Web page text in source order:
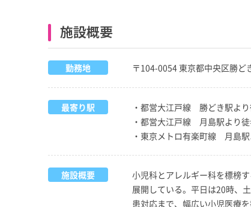
施設概要
勤務地 〒104-0054 東京都中央区勝ど
最寄り駅
・都営大江戸線 勝どき駅よ
・都営大江戸線 月島駅より
・東京メトロ有楽町線 月島
施設概要
小児科とアレルギー科を標榜
展開している。平日は20時、
患対応まで、幅広い小児医療を